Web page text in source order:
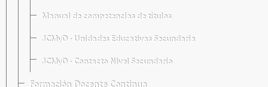
Manual de competencias de títulos
JCMyD · Unidades Educativas Secundaria
JCMyD · Contacto Nivel Secundario
Formación Docente Continua